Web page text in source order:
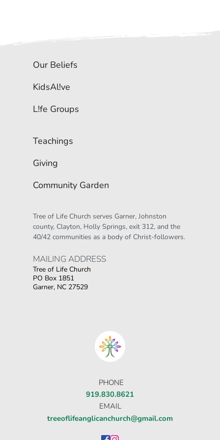
Our Beliefs
KidsAl!ve
L!fe Groups
Teachings
Giving
Community Garden
Tree of Life Church serves Garner, Johnston
county, Clayton, Holly Springs, exit 312, and the
40/42 communities as a body of Christ-followers.
MAILING ADDRESS
Tree of Life Church
PO Box 1851
Garner, NC 27529
δυνατότητα για αμέτρητες επιλογές σε
PHONE
919.830.8621
EMAIL
treeoflifeanglicanchurch@gmail.com